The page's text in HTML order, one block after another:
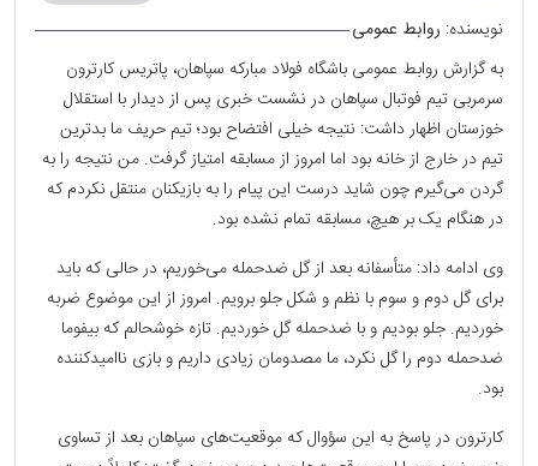
نویسنده: روابط عمومی
به گزارش روابط عمومی باشگاه فولاد مبارکه سپاهان، پاتریس کارترون
سرمربی تیم فوتبال سپاهان در نشست خبری پس از دیدار با استقلال
خوزستان اظهار داشت: نتیجه خیلی افتضاح بود؛ تیم حریف ما بدترین
تیم در خارج از خانه بود اما امروز از مسابقه امتیاز گرفت. من نتیجه را به
گردن می‌گیرم چون شاید درست این پیام را به بازیکنان منتقل نکردم که
در هنگام یک بر هیچ، مسابقه تمام نشده بود.
وی ادامه داد: متأسفانه بعد از گل ضدحمله می‌خوریم، در حالی که باید
برای گل دوم و سوم با نظم و شکل جلو برویم. امروز از این موضوع ضربه
خوردیم. جلو بودیم و با ضدحمله گل خوردیم. تازه خوشحالم که بیفوما
ضدحمله دوم را گل نکرد، ما مصدومان زیادی داریم و بازی ناامید‌کننده
بود.
کارترون در پاسخ به این سؤوال که موقعیت‌های سپاهان بعد از تساوی